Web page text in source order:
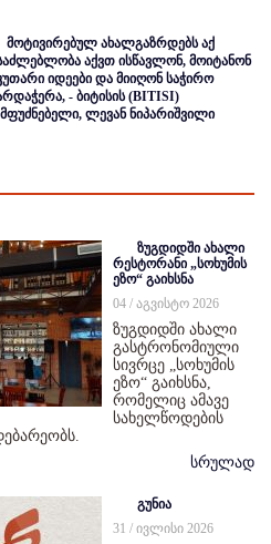
მოტივირებულ ახალგაზრდებს აქ
აქვთ ისწავლონ, მოიტანონ
იდეები და მიიღონ საჭირო
- ბიტისის (BITISI)
ლევან ნიპარიშვილი
ზუგდიდში ახალი
რესტორანი „სოხუმის
ეზო“ გაიხსნა
04 / აგვისტო 2026
ზუგდიდში ახალი
გასტრონომიული
სივრცე „სოხუმის
ეზო“ გაიხსნა,
რომელიც ამავე
სახელწოდების
სრულად
გუნია
31 / ივლისი 2026